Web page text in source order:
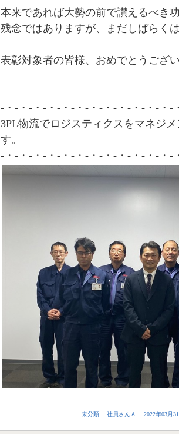
本来であれば大勢の前で讃えるべき
残念ではありますが、まだしばらく
表彰対象者の皆様、おめでとうござ
-・-・-・-・-・-・-・-・-・-・-・-・-
3PL物流でロジスティクスをマネジ
す。
-・-・-・-・-・-・-・-・-・-・-・-・-
未分類 社員さんＡ 2022年03月